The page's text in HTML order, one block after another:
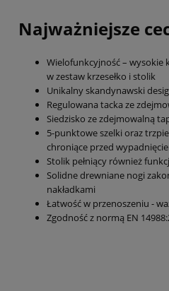
Najważniejsze
Wielofunkcyjność – wysokie
w zestaw krzesełko i stolik
Unikalny skandynawski
Regulowana tacka ze
Siedzisko ze zdejmowalną
5-punktowe szelki oraz
chroniące przed
Stolik pełniący również
Solidne drewniane nogi
nakładkami
Łatwość w przenoszeniu -
Zgodność z normą EN